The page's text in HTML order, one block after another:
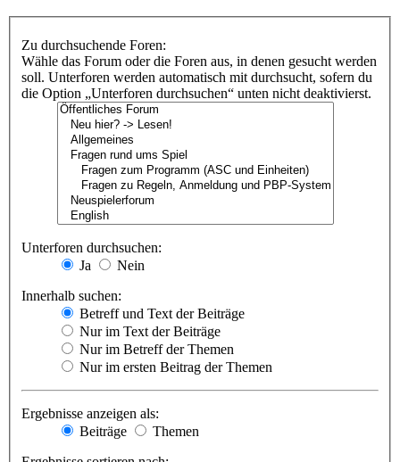
Zu durchsuchende Foren:
Wähle das Forum oder die Foren aus, in denen gesucht werden
soll. Unterforen werden automatisch mit durchsucht, sofern du
die Option „Unterforen durchsuchen“ unten nicht deaktivierst.
Unterforen durchsuchen:
Ja
Nein
Innerhalb suchen:
Betreff und Text der Beiträge
Nur im Text der Beiträge
Nur im Betreff der Themen
Nur im ersten Beitrag der Themen
Ergebnisse anzeigen als:
Beiträge
Themen